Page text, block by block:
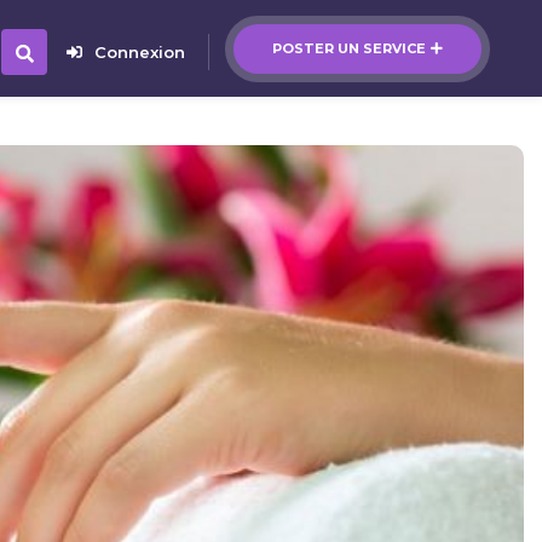
POSTER UN SERVICE
Connexion